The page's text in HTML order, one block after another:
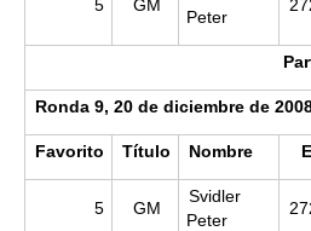
5 GM
Peter
Ronda 9, 20 de diciembre de
Favorito Título Nombre
5 GM
Svidler
Peter